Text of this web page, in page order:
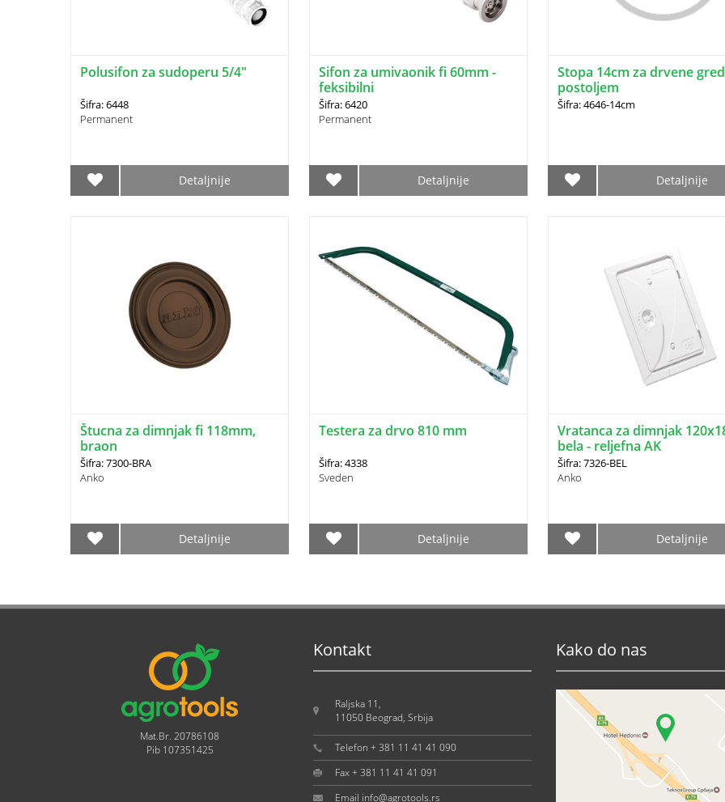
Polusifon za sudoperu 5/4"
Šifra: 6448
Permanent
Detaljnije
Sifon za umivaonik fi 60mm -
feksibilni
Šifra: 6420
Permanent
Detaljnije
Stopa 14cm za drvene
postoljem
Šifra: 4646-14cm
Detaljnije
Štucna za dimnjak fi 118mm,
braon
Šifra: 7300-BRA
Anko
Detaljnije
Testera za drvo 810 mm
Šifra: 4338
Sveden
Detaljnije
Vratanca za dimnjak
bela - reljefna AK
Šifra: 7326-BEL
Anko
Detaljnije
Mat.Br. 20786108
Pib 107351425
Kontakt
Raljska 11,
11050 Beograd, Srbija
Telefon + 381 11 41 41 090
Fax + 381 11 41 41 091
Email info@agrotools.rs
Kako do nas